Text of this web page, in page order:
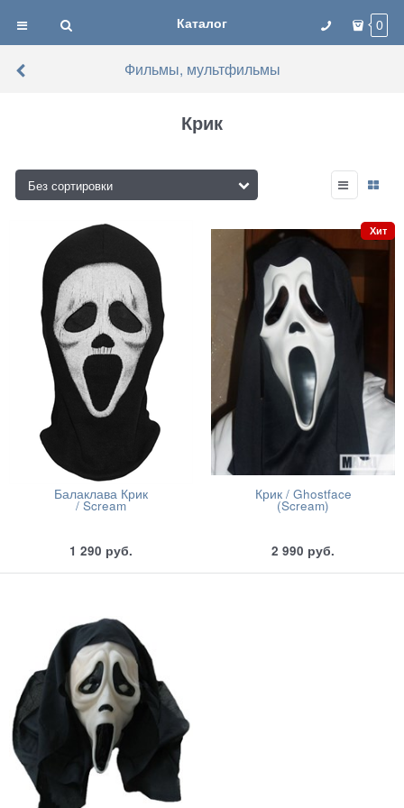
Каталог 0
Фильмы, мультфильмы
Крик
Балаклава Крик
/ Scream
1 290 руб.
Крик / Ghostface
(Scream)
2 990 руб.
Хит